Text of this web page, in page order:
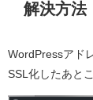
解決方法
WordPressアド
SSL化したあと